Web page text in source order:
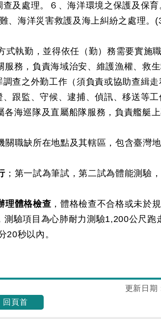
及處理。６、海洋環境之保護及保
、海洋災害救護及海上糾紛之處理。
執勤，並得依任（勤）務需要實施職
服務，負責海域治安、維護漁權、救
查之外勤工作（須負責或協助查緝走
跟監、守候、逮捕、偵訊、移送等工
各海巡隊及直屬船隊服務，負責艦艇
職缺所在地點及其轄區，包含臺灣
；第一試為筆試，第二試為體能測驗
理體格檢查 ，體格檢查不合格或未於
驗項目為心肺耐力測驗1,200公尺跑
20秒以內。
更新日期
回頁首